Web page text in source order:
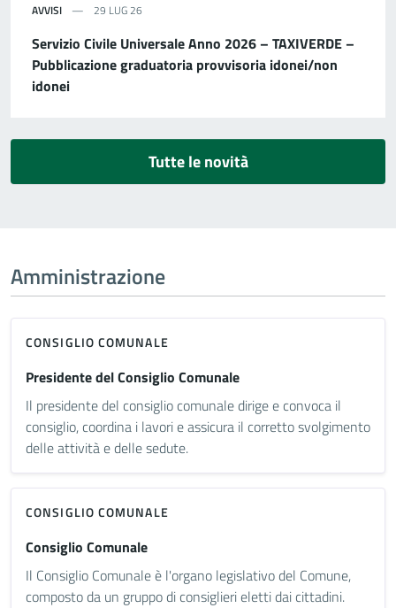
AVVISI 29 LUG 26
Servizio Civile Universale Anno 2026 – TAXIVERDE –
Pubblicazione graduatoria provvisoria idonei/non
idonei
Tutte le novità
Amministrazione
CONSIGLIO COMUNALE
Presidente del Consiglio Comunale
Il presidente del consiglio comunale dirige e convoca il
consiglio, coordina i lavori e assicura il corretto svolgimento
delle attività e delle sedute.
CONSIGLIO COMUNALE
Consiglio Comunale
Il Consiglio Comunale è l'organo legislativo del Comune,
composto da un gruppo di consiglieri eletti dai cittadini.